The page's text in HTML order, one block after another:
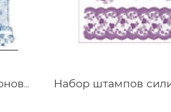
Набор штампов силиконовых Море 14х18 см Viva 400301900